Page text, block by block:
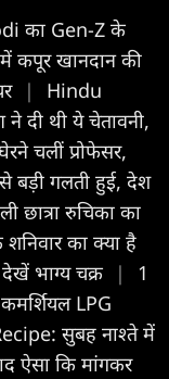
का Gen-Z के
में कपूर खानदान की
|
Hindu
दी थी ये चेतावनी,
चलीं प्रोफेसर,
बड़ी गलती हुई, देश
छात्रा रुचिका का
का क्या है
भाग्य चक्र
|
1
LPG
सुबह नाश्ते में
ऐसा कि मांगकर